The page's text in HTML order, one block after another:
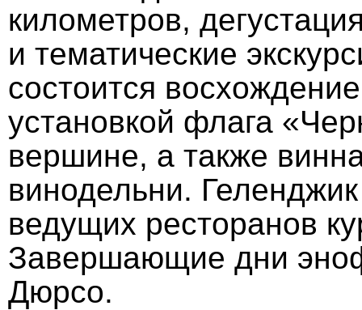
километров,
и тематические
состоится
установкой флага
вершине, а также
винодельни. Геленджик
ведущих ресторанов
Завершающие дни
Дюрсо.